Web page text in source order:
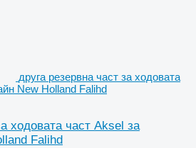
друга резервна част за ходовата
New Holland Falihd
ходовата част Aksel за
Falihd